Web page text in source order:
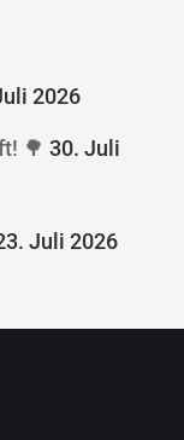
2026
🌳 30. Juli
Juli 2026